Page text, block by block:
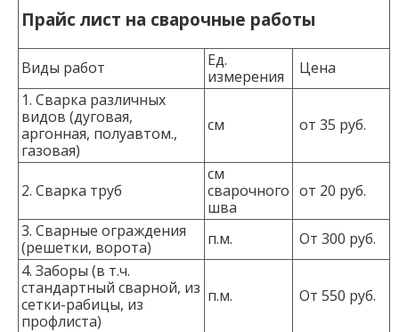
Прайс лист на сварочные работы
Виды работ
Ед.
измерения
Цена
1. Сварка различных
видов (дуговая,
аргонная, полуавтом.,
газовая)
см от 35 руб.
2. Сварка труб
см
сварочного
шва
от 20 руб.
3. Сварные ограждения
(решетки, ворота)
п.м.
От 300 руб.
4. Заборы (в т.ч.
стандартный сварной, из
сетки-рабицы, из
профлиста)
п.м. От 550 руб.